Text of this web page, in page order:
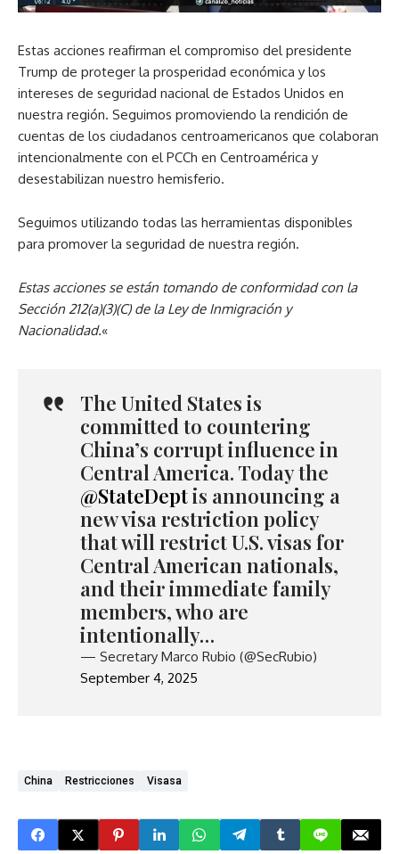
Estas acciones reafirman el compromiso del presidente
Trump de proteger la prosperidad económica y los
intereses de seguridad nacional de Estados Unidos en
nuestra región. Seguimos promoviendo la rendición de
cuentas de los ciudadanos centroamericanos que colaboran
intencionalmente con el PCCh en Centroamérica y
desestabilizan nuestro hemisferio.
Seguimos utilizando todas las herramientas disponibles
para promover la seguridad de nuestra región.
Estas acciones se están tomando de conformidad con la
Sección 212(a)(3)(C) de la Ley de Inmigración y
Nacionalidad.«
The United States is
committed to countering
China’s corrupt influence in
Central America. Today the
@StateDeptis announcing a
new visa restriction policy
that will restrict U.S. visas for
Central American nationals,
and their immediate family
members, who are
intentionally…
— Secretary Marco Rubio (@SecRubio)
September 4, 2025
China Restricciones Visasa